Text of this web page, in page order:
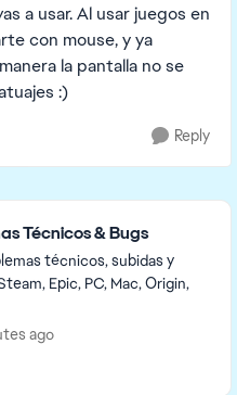
a usar. Al usar juegos en
con mouse, y ya
la pantalla no se
:)
Reply
Técnicos & Bugs
técnicos, subidas y
Epic, PC, Mac, Origin,
ago